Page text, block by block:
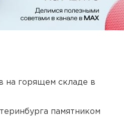
на горящем складе в
памятником